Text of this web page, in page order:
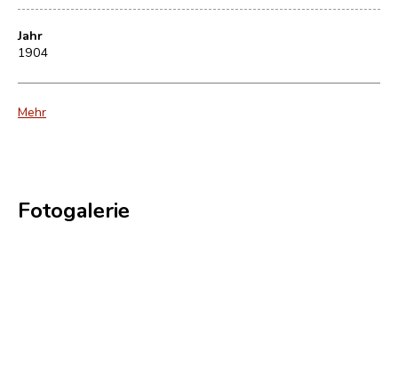
Jahr
1904
Mehr
Fotogalerie